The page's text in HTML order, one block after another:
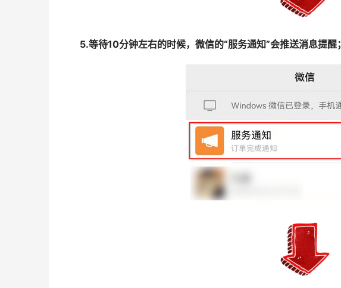
5.等待10分钟左右的时候，微信的“服务通知”会推送消息提醒；